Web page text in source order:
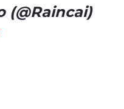
(@Raincai)